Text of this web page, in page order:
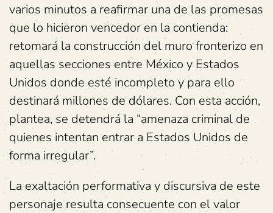
varios minutos a reafirmar una de las promesas
que lo hicieron vencedor en la contienda:
retomará la construcción del muro fronterizo en
aquellas secciones entre México y Estados
Unidos donde esté incompleto y para ello
destinará millones de dólares. Con esta acción,
plantea, se detendrá la “amenaza criminal de
quienes intentan entrar a Estados Unidos de
forma irregular”.
La exaltación performativa y discursiva de este
personaje resulta consecuente con el valor